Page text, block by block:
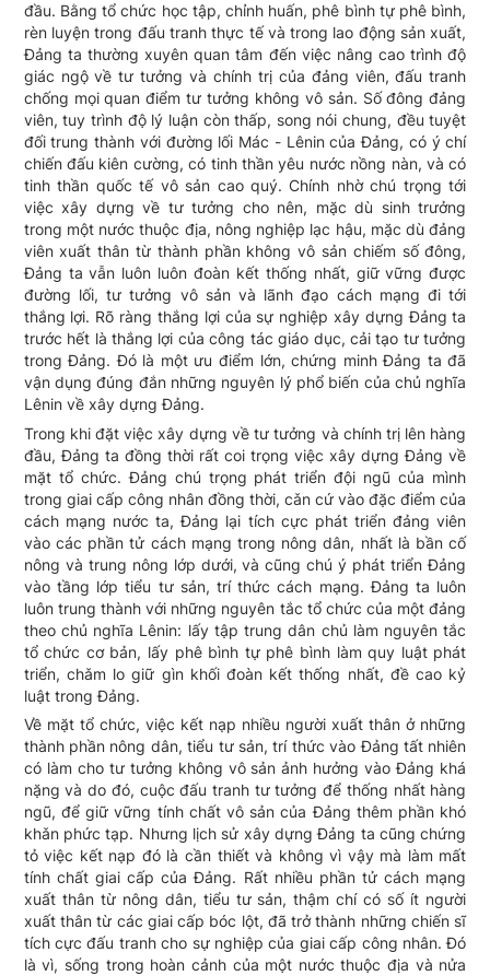
đầu. Bằng tổ chức học tập, chỉnh huấn, phê bình tự phê bình,
rèn luyện trong đấu tranh thực tế và trong lao động sản xuất,
Đảng ta thường xuyên quan tâm đến việc nâng cao trình độ
giác ngộ về tư tưởng và chính trị của đảng viên, đấu tranh
chống mọi quan điểm tư tưởng không vô sản. Số đông đảng
viên, tuy trình độ lý luận còn thấp, song nói chung, đều tuyệt
đối trung thành với đường lối Mác - Lênin của Đảng, có ý chí
chiến đấu kiên cường, có tinh thần yêu nước nồng nàn, và có
tinh thần quốc tế vô sản cao quý. Chính nhờ chú trọng tới
việc xây dựng về tư tưởng cho nên, mặc dù sinh trưởng
trong một nước thuộc địa, nông nghiệp lạc hậu, mặc dù đảng
viên xuất thân từ thành phần không vô sản chiếm số đông,
Đảng ta vẫn luôn luôn đoàn kết thống nhất, giữ vững được
đường lối, tư tưởng vô sản và lãnh đạo cách mạng đi tới
thắng lợi. Rõ ràng thắng lợi của sự nghiệp xây dựng Đảng ta
trước hết là thắng lợi của công tác giáo dục, cải tạo tư tưởng
trong Đảng. Đó là một ưu điểm lớn, chứng minh Đảng ta đã
vận dụng đúng đắn những nguyên lý phổ biến của chủ nghĩa
Lênin về xây dựng Đảng.
Trong khi đặt việc xây dựng về tư tưởng và chính trị lên hàng
đầu, Đảng ta đồng thời rất coi trọng việc xây dựng Đảng về
mặt tổ chức. Đảng chú trọng phát triển đội ngũ của mình
trong giai cấp công nhân đồng thời, cǎn cứ vào đặc điểm của
cách mạng nước ta, Đảng lại tích cực phát triển đảng viên
vào các phần tử cách mạng trong nông dân, nhất là bần cố
nông và trung nông lớp dưới, và cũng chú ý phát triển Đảng
vào tầng lớp tiểu tư sản, trí thức cách mạng. Đảng ta luôn
luôn trung thành với những nguyên tắc tổ chức của một đảng
theo chủ nghĩa Lênin: lấy tập trung dân chủ làm nguyên tắc
tổ chức cơ bản, lấy phê bình tự phê bình làm quy luật phát
triển, chǎm lo giữ gìn khối đoàn kết thống nhất, đề cao kỷ
luật trong Đảng.
Về mặt tổ chức, việc kết nạp nhiều người xuất thân ở những
thành phần nông dân, tiểu tư sản, trí thức vào Đảng tất nhiên
có làm cho tư tưởng không vô sản ảnh hưởng vào Đảng khá
nặng và do đó, cuộc đấu tranh tư tưởng để thống nhất hàng
ngũ, để giữ vững tính chất vô sản của Đảng thêm phần khó
khǎn phức tạp. Nhưng lịch sử xây dựng Đảng ta cũng chứng
tỏ việc kết nạp đó là cần thiết và không vì vậy mà làm mất
tính chất giai cấp của Đảng. Rất nhiều phần tử cách mạng
xuất thân từ nông dân, tiểu tư sản, thậm chí có số ít người
xuất thân từ các giai cấp bóc lột, đã trở thành những chiến sĩ
tích cực đấu tranh cho sự nghiệp của giai cấp công nhân. Đó
là vì, sống trong hoàn cảnh của một nước thuộc địa và nửa